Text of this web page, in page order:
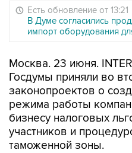
Есть обновление от 13:21
В Думе согласились
импорт оборудования
Москва. 23 июня.
Госдумы приняли во
законопроектов о
режима работы
бизнесу налоговых
участников и
таможенной зоны.